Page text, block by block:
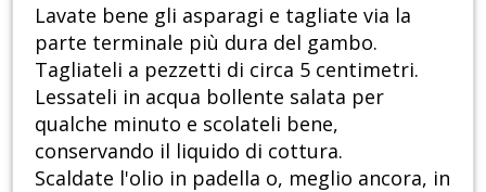
Lavate bene gli asparagi e tagliate via la
parte terminale più dura del gambo.
Tagliateli a pezzetti di circa 5 centimetri.
Lessateli in acqua bollente salata per
qualche minuto e scolateli bene,
conservando il liquido di cottura.
Scaldate l'olio in padella o, meglio ancora, in